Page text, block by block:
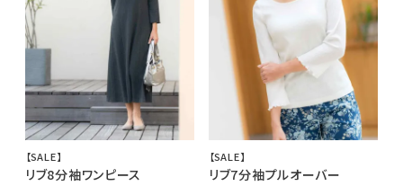
【SALE】
リブ8分袖ワンピース
【SALE】
リブ7分袖プルオーバー